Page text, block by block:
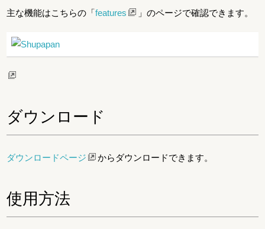
主な機能はこちらの「features 」のページで確認できます。
ダウンロード
ダウンロードページ からダウンロードできます。
使用方法